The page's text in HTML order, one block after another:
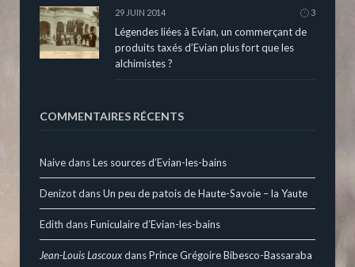
29 JUIN 2014 3
Légendes liées à Evian, un commerçant de
produits taxés d’Evian plus fort que les
alchimistes ?
COMMENTAIRES RÉCENTS
NaivedansLes sources d’Evian-les-bains
DenizotdansUn peu de patois de Haute-Savoie – la Yaute
Edith dansFuniculaire d’Evian-les-bains
Jean-Louis LascouxdansPrince Grégoire Bibesco-Bassaraba